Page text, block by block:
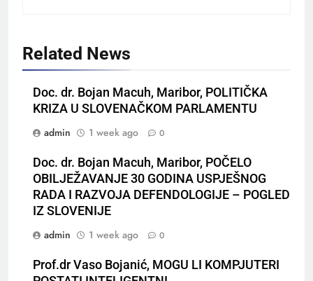
Related News
Doc. dr. Bojan Macuh, Maribor, POLITIČKA
KRIZA U SLOVENAČKOM PARLAMENTU
admin
1 week ago 0
Doc. dr. Bojan Macuh, Maribor, POČELO
OBILJEŽAVANJE 30 GODINA USPJEŠNOG
RADA I RAZVOJA DEFENDOLOGIJE – POGLED
IZ SLOVENIJE
admin
1 week ago 0
Prof.dr Vaso Bojanić, MOGU LI KOMPJUTERI